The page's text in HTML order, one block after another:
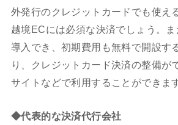
外発行のクレジットカードでも使え
越境ECには必須な決済でしょう。
導入でき、初期費用も無料で開設す
り、クレジットカード決済の整備が
サイトなどで利用することができま
◆代表的な決済代行会社